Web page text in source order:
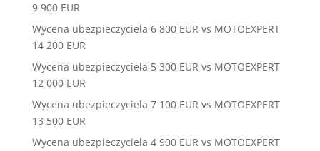
9 900 EUR
Wycena ubezpieczyciela 6 800 EUR vs MOTOEXPERT
14 200 EUR
Wycena ubezpieczyciela 5 300 EUR vs MOTOEXPERT
12 000 EUR
Wycena ubezpieczyciela 7 100 EUR vs MOTOEXPERT
13 500 EUR
Wycena ubezpieczyciela 4 900 EUR vs MOTOEXPERT